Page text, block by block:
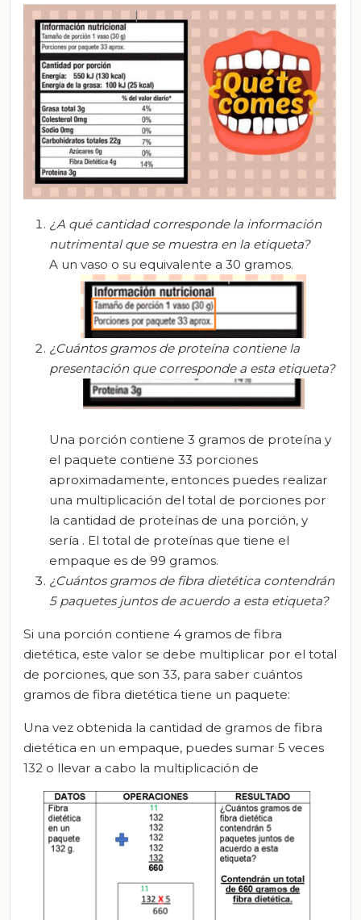
¿A qué cantidad corresponde la información
nutrimental que se muestra en la etiqueta?
A un vaso o su equivalente a 30 gramos.
¿Cuántos gramos de proteína contiene la
presentación que corresponde a esta etiqueta?
Una porción contiene 3 gramos de proteína y
el paquete contiene 33 porciones
aproximadamente, entonces puedes realizar
una multiplicación del total de porciones por
la cantidad de proteínas de una porción, y
sería . El total de proteínas que tiene el
empaque es de 99 gramos.
¿Cuántos gramos de fibra dietética contendrán
5 paquetes juntosde acuerdo a esta etiqueta?
Si una porción contiene 4 gramos de fibra
dietética, este valor se debe multiplicar por el total
de porciones, que son 33, para saber cuántos
gramos de fibra dietética tiene un paquete:
Una vez obtenida la cantidad de gramos de fibra
dietética en un empaque, puedes sumar 5 veces
132 o llevar a cabo la multiplicación de